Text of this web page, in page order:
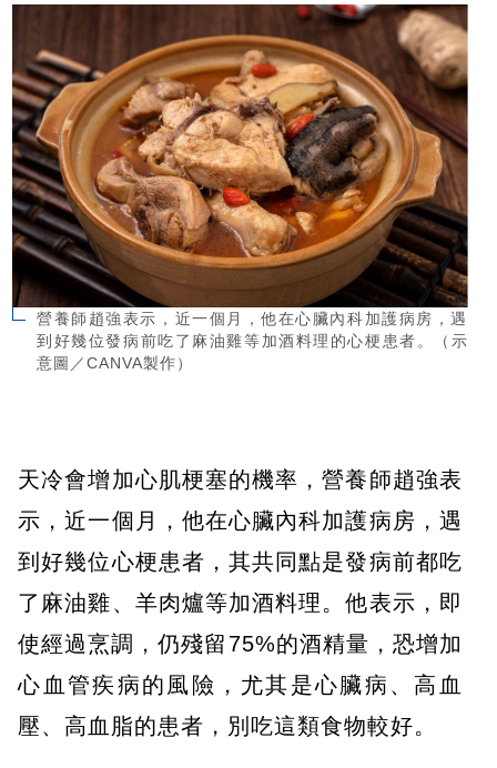
營養師趙強表示，近一個月，他在心臟內科加護病房，遇
到好幾位發病前吃了麻油雞等加酒料理的心梗患者。（示
意圖／CANVA製作）
天冷會增加心肌梗塞的機率，營養師趙強表
示，近一個月，他在心臟內科加護病房，遇
到好幾位心梗患者，其共同點是發病前都吃
了麻油雞、羊肉爐等加酒料理。他表示，即
使經過烹調，仍殘留75%的酒精量，恐增加
心血管疾病的風險，尤其是心臟病、高血
壓、高血脂的患者，別吃這類食物較好。